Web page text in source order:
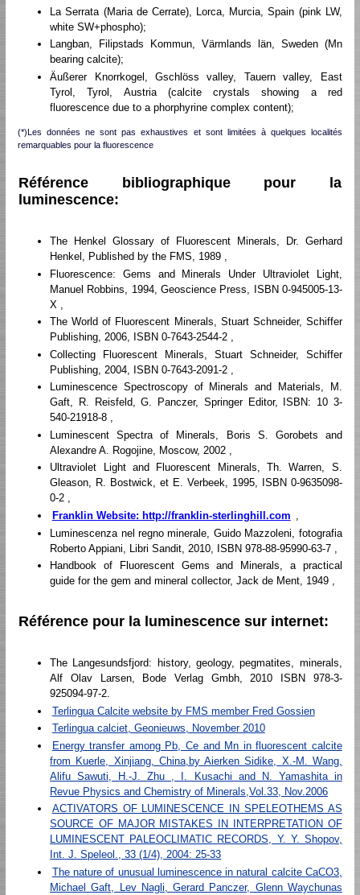
La Serrata (Maria de Cerrate), Lorca, Murcia, Spain (pink LW,
white SW+phospho);
Langban, Filipstads Kommun, Värmlands län, Sweden (Mn
bearing calcite);
Äußerer Knorrkogel, Gschlöss valley, Tauern valley, East
Tyrol, Tyrol, Austria (calcite crystals showing a red
fluorescence due to a phorphyrine complex content);
(*)Les données ne sont pas exhaustives et sont limitées à quelques localités
remarquables pour la fluorescence
Référence bibliographique pour la
luminescence:
The Henkel Glossary of Fluorescent Minerals, Dr. Gerhard
Henkel, Published by the FMS, 1989 ,
Fluorescence: Gems and Minerals Under Ultraviolet Light,
Manuel Robbins, 1994, Geoscience Press, ISBN 0-945005-13-
X ,
The World of Fluorescent Minerals, Stuart Schneider, Schiffer
Publishing, 2006, ISBN 0-7643-2544-2 ,
Collecting Fluorescent Minerals, Stuart Schneider, Schiffer
Publishing, 2004, ISBN 0-7643-2091-2 ,
Luminescence Spectroscopy of Minerals and Materials, M.
Gaft, R. Reisfeld, G. Panczer, Springer Editor, ISBN: 10 3-
540-21918-8 ,
Luminescent Spectra of Minerals, Boris S. Gorobets and
Alexandre A. Rogojine, Moscow, 2002 ,
Ultraviolet Light and Fluorescent Minerals, Th. Warren, S.
Gleason, R. Bostwick, et E. Verbeek, 1995, ISBN 0-9635098-
0-2 ,
Franklin Website: http://franklin-sterlinghill.com
Luminescenza nel regno minerale, Guido Mazzoleni, fotografia
Roberto Appiani, Libri Sandit, 2010, ISBN 978-88-95990-63-7 ,
Handbook of Fluorescent Gems and Minerals, a practical
guide for the gem and mineral collector, Jack de Ment, 1949 ,
Référence pour la luminescence sur internet:
The Langesundsfjord: history, geology, pegmatites, minerals,
Alf Olav Larsen, Bode Verlag Gmbh, 2010 ISBN 978-3-
925094-97-2.
Terlingua Calcite website by FMS member Fred Gossien
Terlingua calciet, Geonieuws, November 2010
Energy transfer among Pb, Ce and Mn in fluorescent calcite
from Kuerle, Xinjiang, China,by Aierken Sidike, X.-M. Wang,
Alifu Sawuti, H.-J. Zhu , I. Kusachi and N. Yamashita in
Revue Physics and Chemistry of Minerals,Vol.33, Nov.2006
ACTIVATORS OF LUMINESCENCE IN SPELEOTHEMS AS
SOURCE OF MAJOR MISTAKES IN INTERPRETATION OF
LUMINESCENT PALEOCLIMATIC RECORDS, Y. Y. Shopov,
Int. J. Speleol., 33 (1/4), 2004: 25-33
The nature of unusual luminescence in natural calcite CaCO3,
Michael Gaft, Lev Nagli, Gerard Panczer, Glenn Waychunas